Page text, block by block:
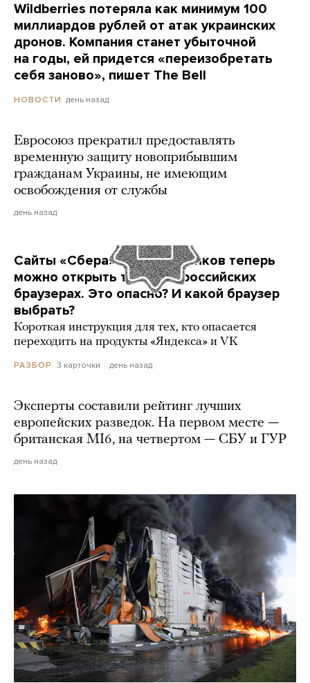
Wildberries потеряла как минимум 100
миллиардов рублей от атак украинских
дронов. Компания станет убыточной
на годы, ей придется «переизобретать
себя заново», пишет The Bell
НОВОСТИ день назад
Евросоюз прекратил предоставлять
временную защиту новоприбывшим
гражданам Украины, не имеющим
освобождения от службы
день назад
Сайты «Сбера» и других банков теперь
можно открыть только в российских
браузерах. Это опасно? И какой браузер
выбрать?
Короткая инструкция для тех, кто опасается
переходить на продукты «Яндекса» и VK
РАЗБОР 3 карточки день назад
Эксперты составили рейтинг лучших
европейских разведок. На первом месте —
британская MI6, на четвертом — СБУ и ГУР
день назад